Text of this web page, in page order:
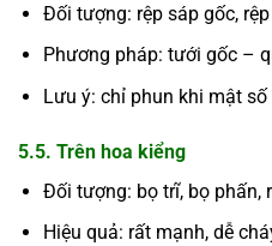
Đối tượng: rệp sáp gốc,
Phương pháp: tưới gốc –
Lưu ý: chỉ phun khi mật
5.5. Trên hoa kiểng
Đối tượng: bọ trĩ, bọ phấn,
Hiệu quả: rất mạnh, dễ